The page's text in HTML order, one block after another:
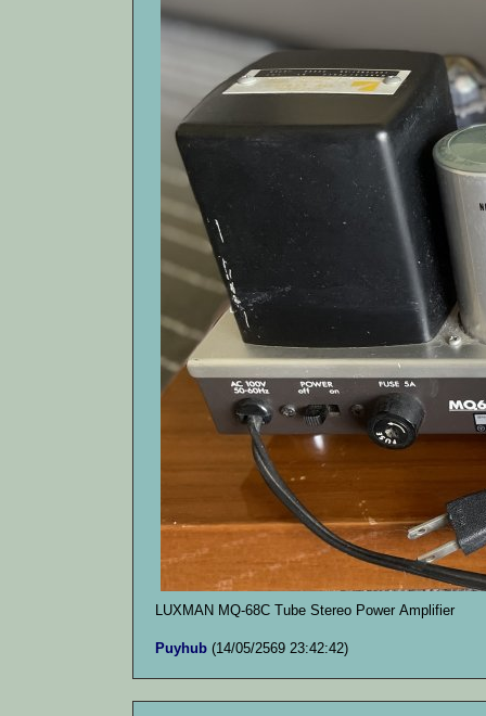
LUXMAN MQ-68C Tube Stereo Power Amplifier
Puyhub (14/05/2569 23:42:42)